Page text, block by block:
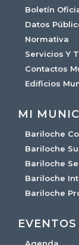
Boletín
Datos
Normativa
Servicios Y
Contactos
Edificios
MI
Bariloche
Bariloche
Bariloche
Bariloche
Bariloche
Agenda